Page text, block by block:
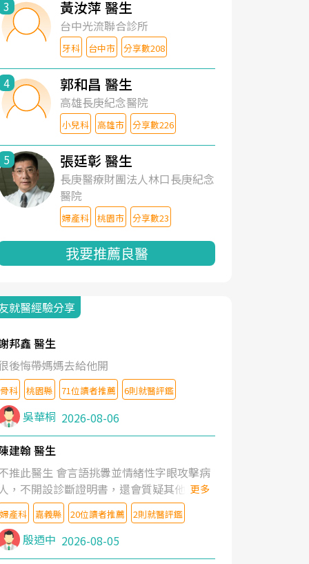
3 黃汝萍 醫生
台中光流聯合診所
牙科 台中市 分享數208
4 郭和昌 醫生
高雄長庚紀念醫院
小兒科 高雄市 分享數226
5 張廷彰 醫生
長庚醫療財團法人林口長庚紀念
醫院
婦產科 桃園市 分享數23
我要推薦良醫
就醫經驗分享
邦鑫 醫生
後悔帶媽媽去給他開
骨科 桃園縣 71位讀者推薦 6則就醫評鑑
吳華桐 2026-08-06
建翰 醫生
推此醫生 會言語挑釁並情緒性字眼攻擊病
，不開設診斷證明書，還會質疑其他醫生
判斷！
更多
婦產科 嘉義縣 20位讀者推薦 2則就醫評鑑
殷迺中 2026-08-05